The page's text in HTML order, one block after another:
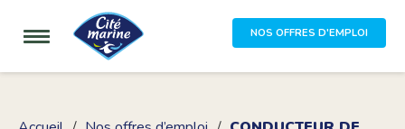
NOS OFFRES D'EMPLOI